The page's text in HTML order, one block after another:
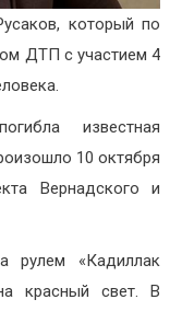
который по
ДТП с участием 4
известная
10 октября
Вернадского и
рулем «Кадиллак
красный свет. В